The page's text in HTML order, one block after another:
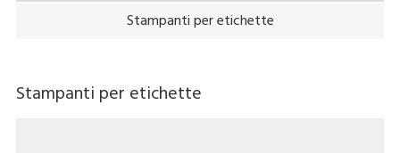
Stampanti per etichette
Stampanti per etichette